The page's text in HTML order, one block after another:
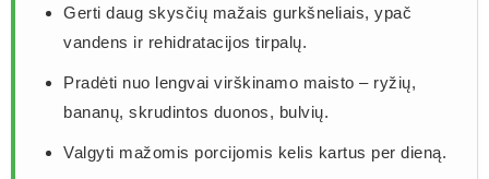
Gerti daug skysčių mažais gurkšneliais, ypač
vandens ir rehidratacijos tirpalų.
Pradėti nuo lengvai virškinamo maisto – ryžių,
bananų, skrudintos duonos, bulvių.
Valgyti mažomis porcijomis kelis kartus per dieną.